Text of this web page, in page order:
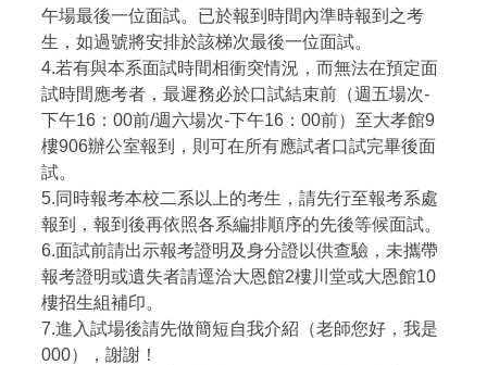
午場最後一位面試。已於報到時間內準時報到之考
生，如過號將安排於該梯次最後一位面試。
4.若有與本系面試時間相衝突情況，而無法在預定面
試時間應考者，最遲務必於口試結束前（週五場次-
下午16：00前/週六場次-下午16：00前）至大孝館9
樓906辦公室報到，則可在所有應試者口試完畢後面
試。
5.同時報考本校二系以上的考生，請先行至報考系處
報到，報到後再依照各系編排順序的先後等候面試。
6.面試前請出示報考證明及身分證以供查驗，未攜帶
報考證明或遺失者請逕洽大恩館2樓川堂或大恩館10
樓招生組補印。
7.進入試場後請先做簡短自我介紹（老師您好，我是
000），謝謝！